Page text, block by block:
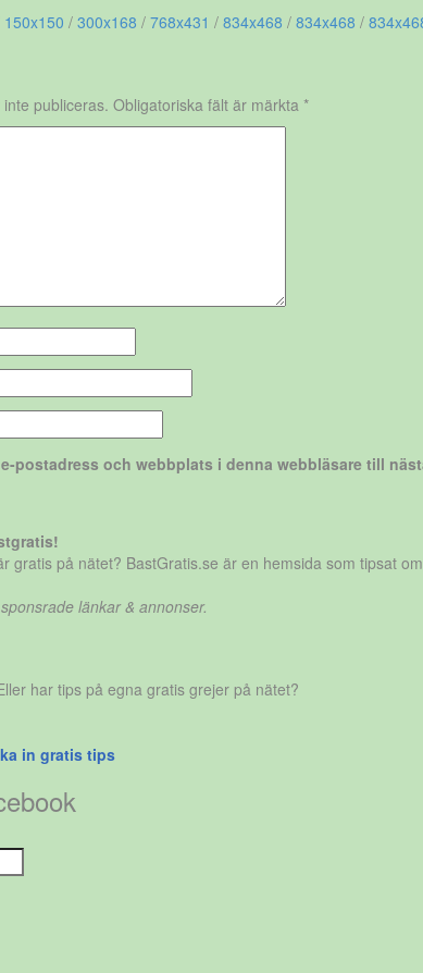
150x150 / 300x168 / 768x431 / 834x468 / 834x468 /
publiceras. Obligatoriska fält är märkta *
postadress och webbplats i denna webbläsare till
gratis på nätet? BastGratis.se är en hemsida som tipsat
länkar & annonser.
har tips på egna gratis grejer på nätet?
in gratis tips